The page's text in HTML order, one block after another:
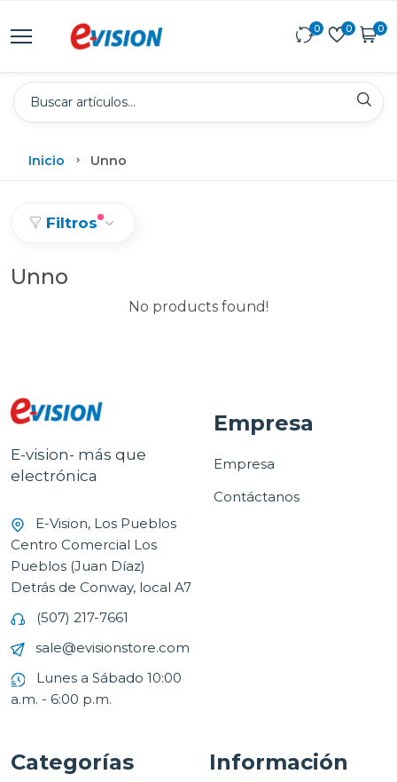
0 0 0
Inicio Unno
Filtros
Unno
No products found!
E-vision- más que
electrónica
E-Vision, Los Pueblos
Centro Comercial Los
Pueblos (Juan Díaz)
Detrás de Conway, local A7
(507) 217-7661
sale@evisionstore.com
Lunes a Sábado 10:00
a.m. - 6:00 p.m.
Empresa
Empresa
Contáctanos
Categorías Información